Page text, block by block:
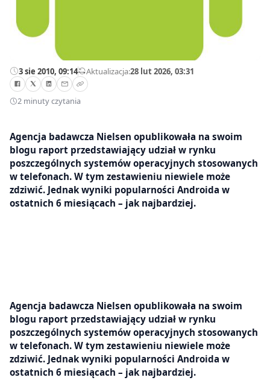
3 sie 2010, 09:14—Aktualizacja:28 lut 2026, 03:31
2 minuty czytania
Agencja badawcza Nielsen opublikowała na swoim
blogu raport przedstawiający udział w rynku
poszczególnych systemów operacyjnych stosowanych
w telefonach. W tym zestawieniu niewiele może
zdziwić. Jednak wyniki popularności Androida w
ostatnich 6 miesiącach – jak najbardziej.
Agencja badawcza Nielsen opublikowała na swoim
blogu raport przedstawiający udział w rynku
poszczególnych systemów operacyjnych stosowanych
w telefonach. W tym zestawieniu niewiele może
zdziwić. Jednak wyniki popularności Androida w
ostatnich 6 miesiącach – jak najbardziej.